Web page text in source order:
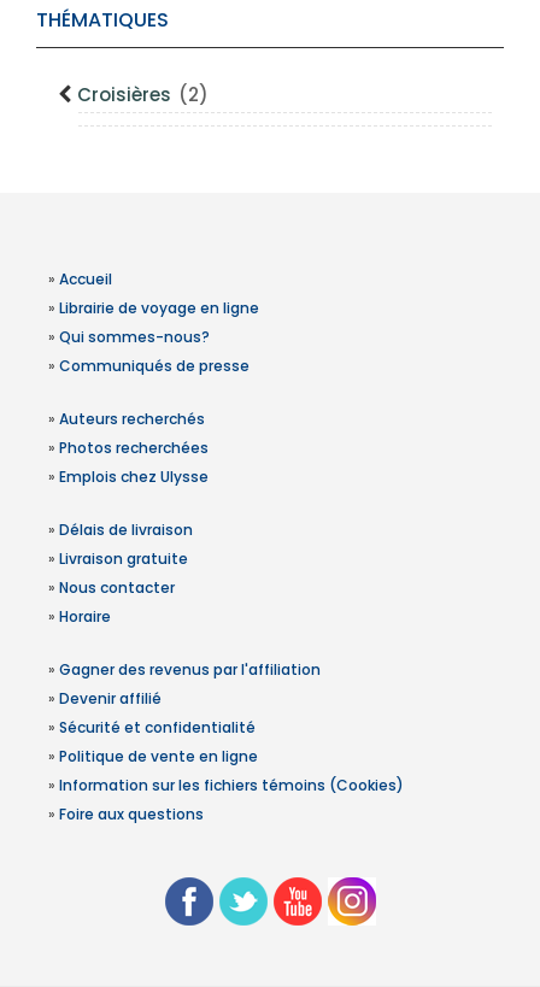
THÉMATIQUES
Croisières (2)
» Accueil
» Librairie de voyage en ligne
» Qui sommes-nous?
» Communiqués de presse
» Auteurs recherchés
» Photos recherchées
» Emplois chez Ulysse
» Délais de livraison
» Livraison gratuite
» Nous contacter
» Horaire
» Gagner des revenus par l'affiliation
» Devenir affilié
» Sécurité et confidentialité
» Politique de vente en ligne
» Information sur les fichiers témoins (Cookies)
» Foire aux questions